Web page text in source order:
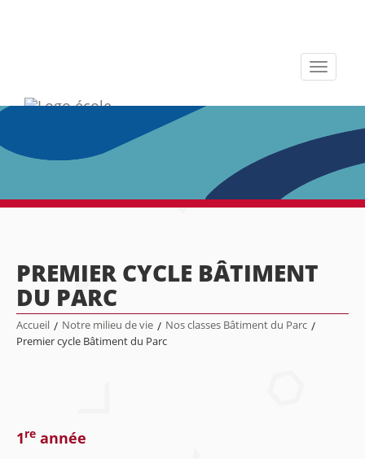
Toggle
PREMIER CYCLE BÂTIMENT
DU PARC
Accueil / Notre milieu de vie / Nos classes Bâtiment du Parc /
Premier cycle Bâtiment du Parc
1re année